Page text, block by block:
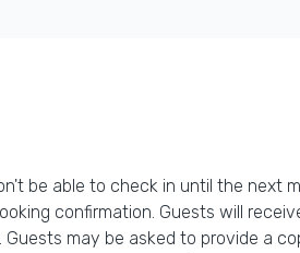
be able to check in until the next
confirmation. Guests will
may be asked to provide a